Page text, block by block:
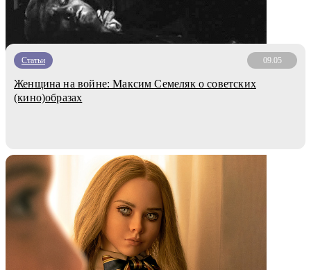
Статьи 09.05
Женщина на войне: Максим Семеляк о советских
(кино)образах